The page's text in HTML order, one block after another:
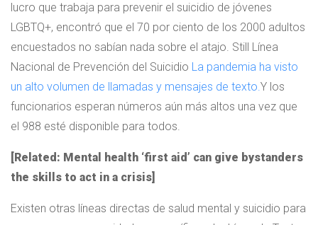
lucro que trabaja para prevenir el suicidio de jóvenes
LGBTQ+, encontró que el 70 por ciento de los 2000 adultos
encuestados no sabían nada sobre el atajo. Still Línea
Nacional de Prevención del Suicidio La pandemia ha visto
un alto volumen de llamadas y mensajes de texto.Y los
funcionarios esperan números aún más altos una vez que
el 988 esté disponible para todos.
[Related: Mental health ‘first aid’ can give bystanders
the skills to act in a crisis]
Existen otras líneas directas de salud mental y suicidio para